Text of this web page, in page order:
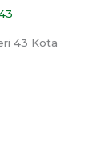
43 Kota